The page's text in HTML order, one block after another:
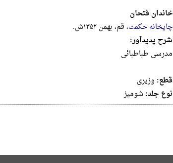
خاندان فتحان
چاپخانه حکمت، قم، بهمن ۱۳۵۲ش.
شرح پدیدآور:
مدرسی طباطبائی
قطع: وزيرى
نوع جلد: شومیز